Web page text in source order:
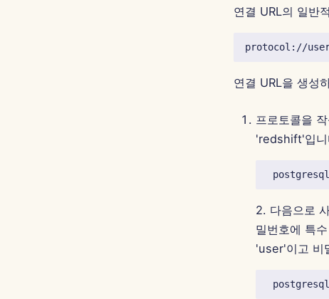
연결 URL의 일반
연결 URL을 생성
프로토콜을
'redshift'입니
2. 다음으로
밀번호에 특
'user'이고 비